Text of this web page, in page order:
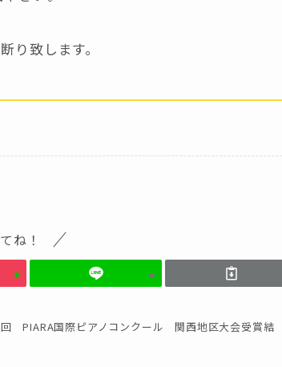
り致します。
ね！
PIARA国際ピアノコンクール 関西地区大会受賞結